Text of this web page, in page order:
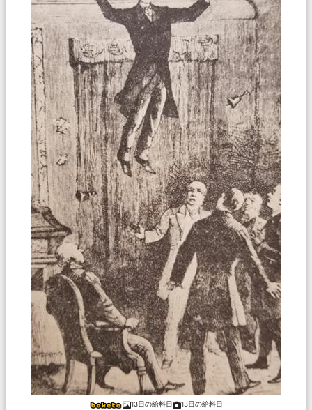
13日の給料日 13日の給料日